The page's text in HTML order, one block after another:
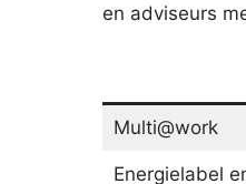
en adviseurs
Multi@work
Energielabel